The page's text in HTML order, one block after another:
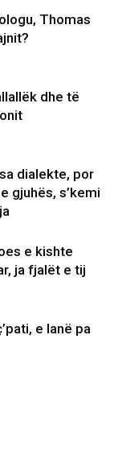
Thomas
dhe të
dialekte, por
gjuhës, s’kemi
e kishte
ja fjalët e tij
e lanë pa